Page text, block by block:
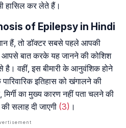
हासिल कर लेते हैं।
of Epilepsy in Hindi
हैं, तो डॉक्टर सबसे पहले आपकी
आपसे बात करके यह जानने की कोशिश
वहीं, इस बीमारी के आनुवंशिक होने
इतिहास को खंगालने की
का मुख्य कारण नहीं पता चलने की
सलाह दी जाएगी (3) ।